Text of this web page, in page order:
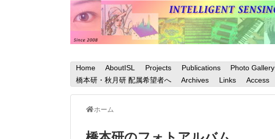
Home AboutISL Projects Publications Photo Gallery
橋本研・秋月研 配属希望者へ
Archives Links Access
ホーム